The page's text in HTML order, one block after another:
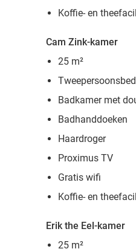
Koffie- en
Cam Zink-kamer
25 m²
Tweepersoonsbed
Badkamer met
Badhanddoeken
Haardroger
Proximus TV
Gratis wifi
Koffie- en
Erik the Eel-kamer
25 m²